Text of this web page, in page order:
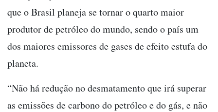
que o Brasil planeja se tornar o quarto maior
produtor de petróleo do mundo, sendo o país um
dos maiores emissores de gases de efeito estufa do
planeta.
“Não há redução no desmatamento que irá superar
as emissões de carbono do petróleo e do gás, e não